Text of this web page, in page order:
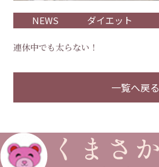
NEWS ダイエット
連休中でも太らない！
一覧へ戻る